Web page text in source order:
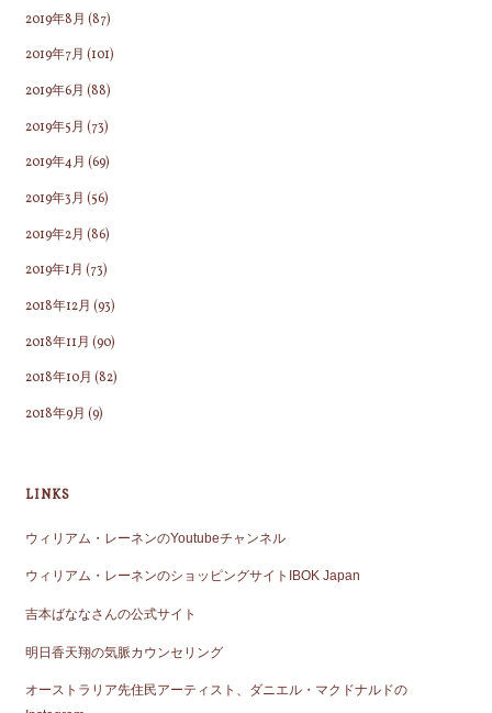
2019年8月 (87)
2019年7月 (101)
2019年6月 (88)
2019年5月 (73)
2019年4月 (69)
2019年3月 (56)
2019年2月 (86)
2019年1月 (73)
2018年12月 (93)
2018年11月 (90)
2018年10月 (82)
2018年9月 (9)
LINKS
ウィリアム・レーネンのYoutubeチャンネル
ウィリアム・レーネンのショッピングサイトIBOK Japan
吉本ばななさんの公式サイト
明日香天翔の気脈カウンセリング
オーストラリア先住民アーティスト、ダニエル・マクドナルドの